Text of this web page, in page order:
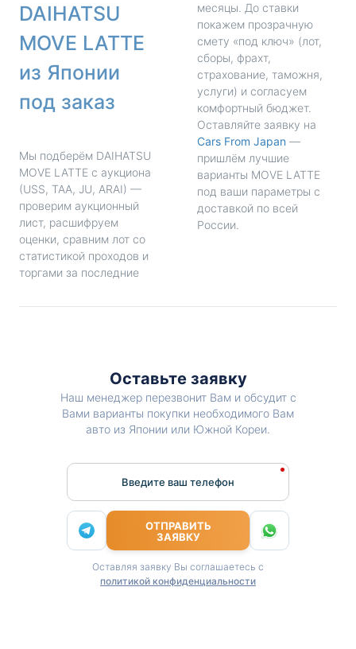
DAIHATSU
MOVE LATTE
из Японии
под заказ
Мы подберём DAIHATSU
MOVE LATTE с аукциона
(USS, TAA, JU, ARAI) —
проверим аукционный
лист, расшифруем
оценки, сравним лот со
статистикой проходов и
торгами за последние
месяцы. До ставки
покажем прозрачную
смету «под ключ» (лот,
сборы, фрахт,
страхование, таможня,
услуги) и согласуем
комфортный бюджет.
Оставляйте заявку на
Cars From Japan —
пришлём лучшие
варианты MOVE LATTE
под ваши параметры с
доставкой по всей
России.
Оставьте заявку
Наш менеджер перезвонит Вам и обсудит с
Вами варианты покупки необходимого Вам
авто из Японии или Южной Кореи.
Введите ваш телефон
ОТПРАВИТЬ
ЗАЯВКУ
Оставляя заявку Вы соглашаетесь с
политикой конфиденциальности